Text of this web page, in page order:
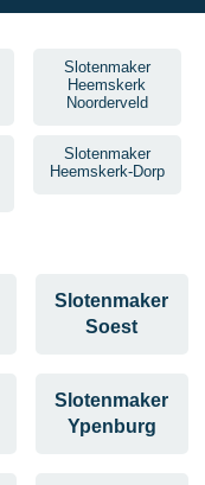
Slotenmaker
Heemskerk
Noorderveld
Slotenmaker
Heemskerk-Dorp
Slotenmaker
Soest
Slotenmaker
Ypenburg